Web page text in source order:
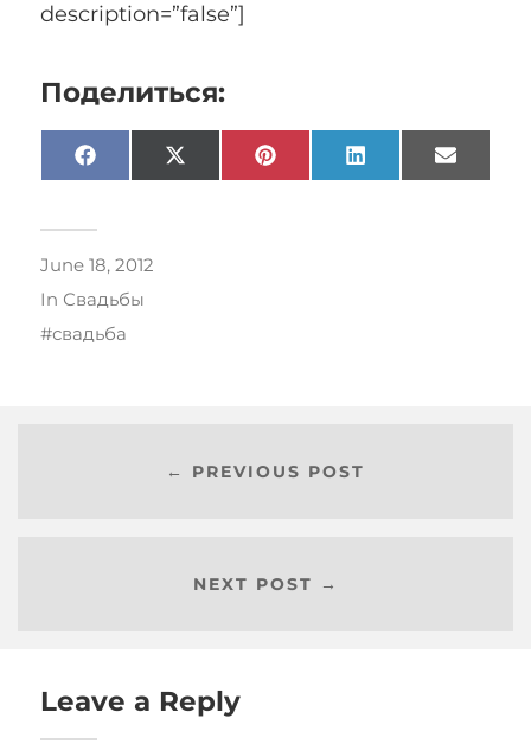
description=”false”]
Поделиться:
Facebook X
(Twitter)
Pinterest LinkedIn Email
June 18, 2012
In Свадьбы
свадьба
← PREVIOUS POST
NEXT POST →
Leave a Reply